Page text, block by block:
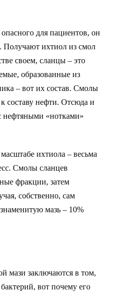
для пациентов, он
Получают ихтиол из смол
своем, сланцы – это
образованные из
– вот их состав. Смолы
составу нефти. Отсюда и
нефтяными «нотками»
ихтиола – весьма
Смолы сланцев
фракции, затем
собственно, сам
мазь – 10%
мази заключаются в том,
вот почему его